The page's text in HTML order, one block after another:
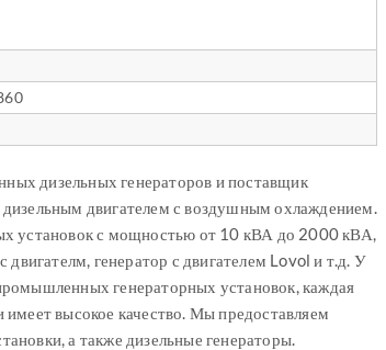
дизельных генераторов и поставщик
двигателем с воздушным охлаждением.
установок с мощностью от 10 кВА до 2000 кВА,
двигателм, генератор с двигателем Lovol и т.д. У
генераторных установок, каждая
имеет высокое качество. Мы предоставляем
а также дизельные генераторы.